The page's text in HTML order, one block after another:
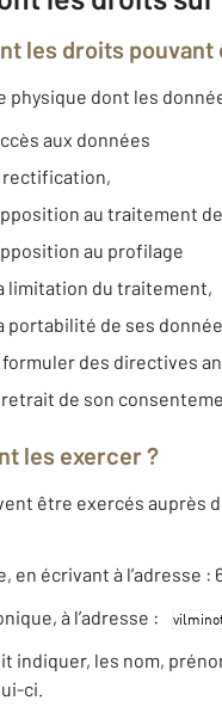
les droits
physique dont les
aux données
rectification,
au traitement
au profilage
limitation du traitement,
portabilité de ses
des directives
retrait de son
les exercer ?
être exercés auprès
en écrivant à l’adresse :
à l’adresse :
indiquer, les nom,
ci.